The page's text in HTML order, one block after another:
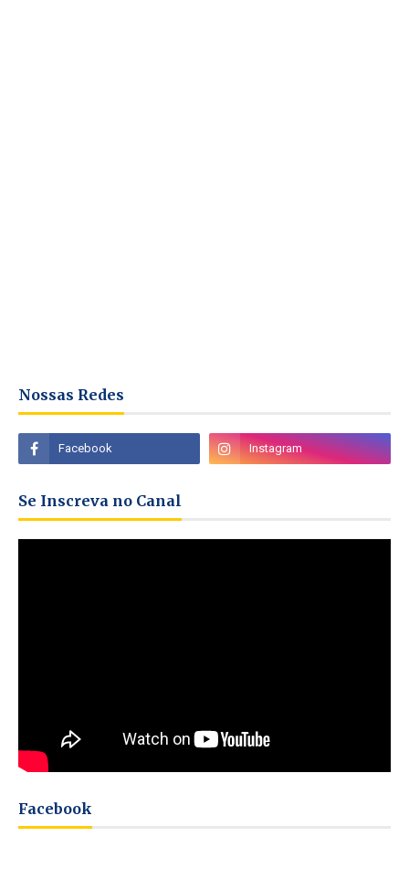
Nossas Redes
Se Inscreva no Canal
Facebook